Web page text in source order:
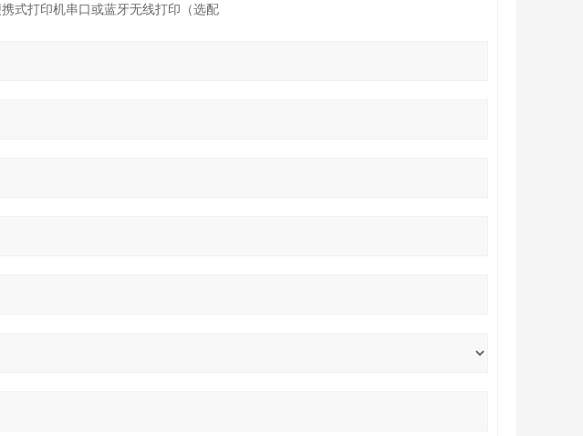
式打印机串口或蓝牙无线打印（选配